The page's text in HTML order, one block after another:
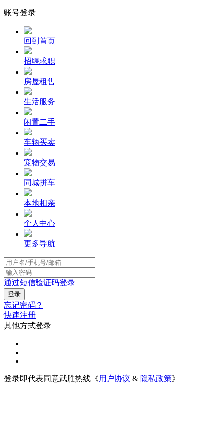
账号登录
回到首页
招聘求职
房屋租售
生活服务
闲置二手
车辆买卖
宠物交易
同城拼车
本地相亲
个人中心
更多导航
通过短信验证码登录
忘记密码？
快速注册
其他方式登录
登录即代表同意武胜热线《用户协议 & 隐私政策》